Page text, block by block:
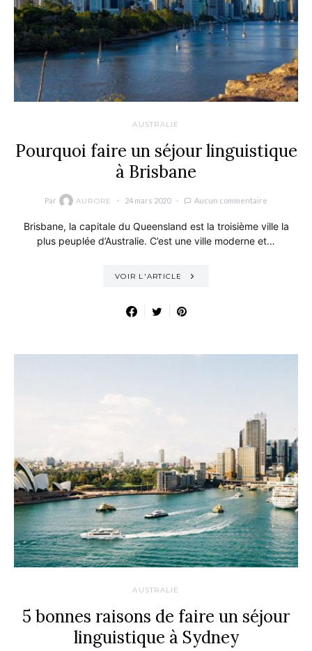
AUSTRALIE
Pourquoi faire un séjour linguistique
à Brisbane
Par AURORE 24 mars 2020 Aucun commentaire
Brisbane, la capitale du Queensland est la troisième ville la
plus peuplée d’Australie. C’est une ville moderne et…
VOIR L'ARTICLE
AUSTRALIE
5 bonnes raisons de faire un séjour
linguistique à Sydney